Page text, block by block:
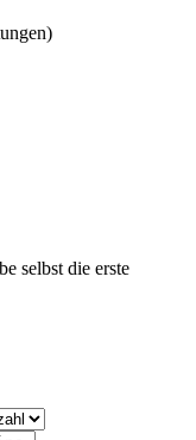
selbst die erste